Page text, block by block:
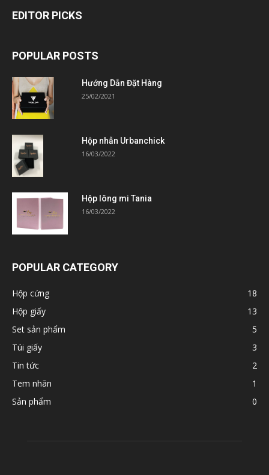
EDITOR PICKS
POPULAR POSTS
Hướng Dẫn Đặt Hàng
25/02/2021
Hộp nhẫn Urbanchick
16/03/2022
Hộp lông mi Tania
16/03/2022
POPULAR CATEGORY
Hộp cứng
18
Hộp giấy
13
Set sản phẩm
5
Túi giấy
3
Tin tức
2
Tem nhãn
1
Sản phẩm
0